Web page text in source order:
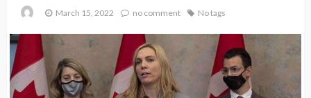
March 15, 2022 no comment No tags